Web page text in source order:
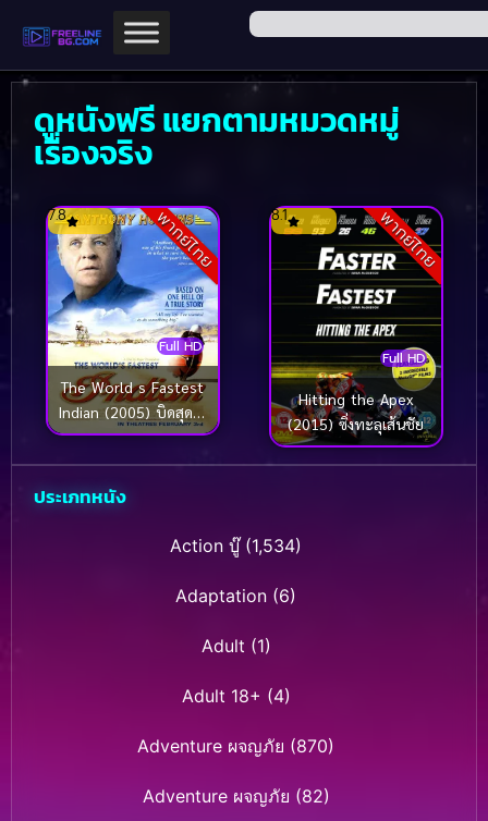
ดูหนังฟรี แยกตามหมวดหมู่
เรื่องจริง
พากย์ไทย
Full HD
7.8
The World s Fastest
Indian (2005) บิดสุดใจ
แรงเกินฝัน
พากย์ไทย
Full HD
8.1
Hitting the Apex
(2015) ซิ่งทะลุเส้นชัย
ประเภทหนัง
Action บู๊(1,534)
Adaptation (6)
Adult (1)
Adult 18+ (4)
Adventure ผจญภัย (870)
Adventure ผจญภัย (82)